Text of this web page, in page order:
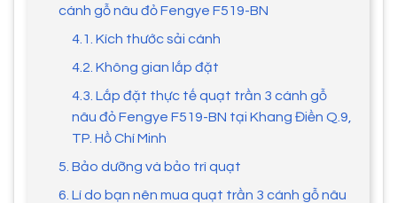
cánh gỗ nâu đỏ Fengye F519-BN
4.1. Kích thước sải cánh
4.2. Không gian lắp đặt
4.3. Lắp đặt thực tế quạt trần 3 cánh gỗ
nâu đỏ Fengye F519-BN tại Khang Điền Q.9,
TP. Hồ Chí Minh
5. Bảo dưỡng và bảo trì quạt
6. Lí do bạn nên mua quạt trần 3 cánh gỗ nâu